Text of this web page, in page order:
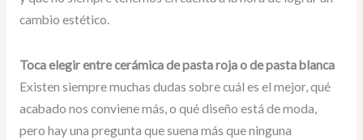
cambio estético.
Toca elegir entre cerámica de pasta roja o de pasta blanca
Existen siempre muchas dudas sobre cuál es el mejor, qué
acabado nos conviene más, o qué diseño está de moda,
pero hay una pregunta que suena más que ninguna